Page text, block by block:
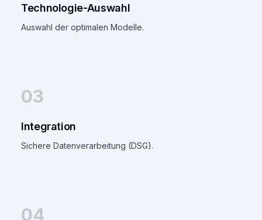
Technologie-Auswahl
Auswahl der optimalen Modelle.
03
Integration
Sichere Datenverarbeitung (DSG).
04